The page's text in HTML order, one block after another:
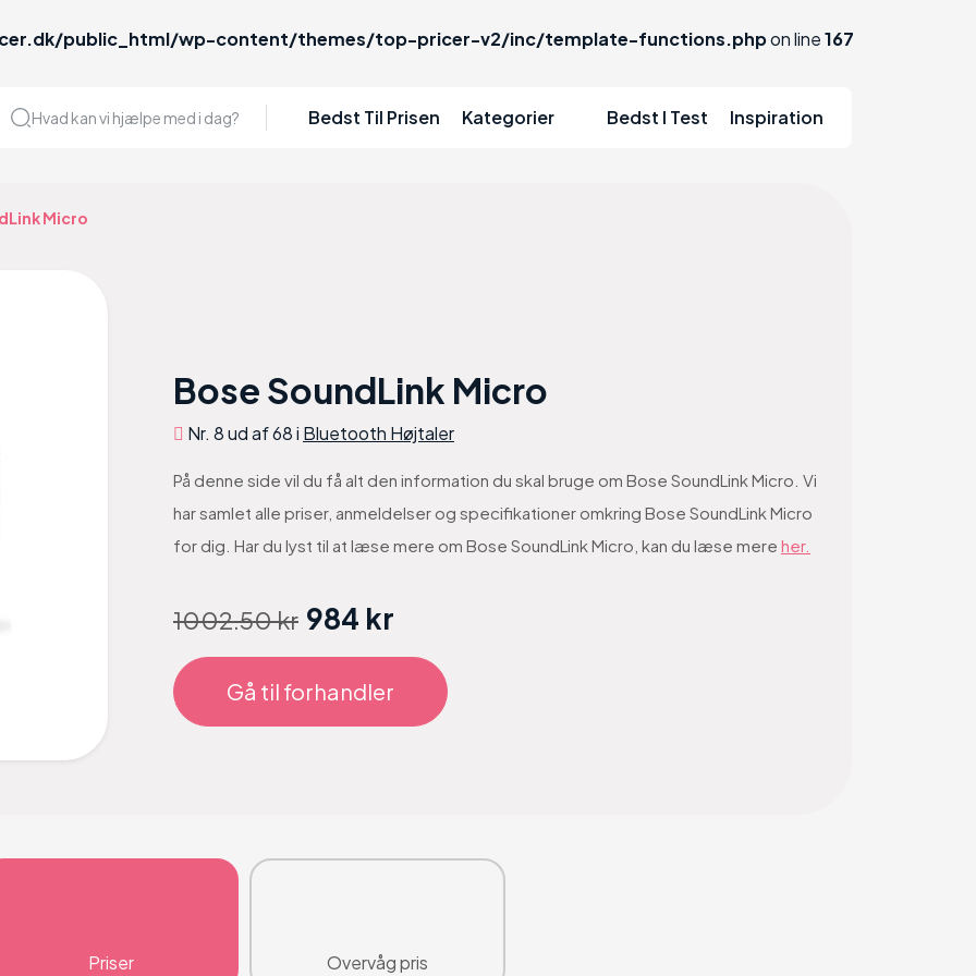
public_html/wp-content/themes/top-pricer-v2/inc/template-functions.phpon line167
Hvad kan vi hjælpe med i dag? Bedst Til Prisen Kategorier Bedst I Test Inspiration
Micro
Bose SoundLink Micro
Nr. 8 ud af 68 i Bluetooth Højtaler
På denne side vil du få alt den information du skal bruge om Bose SoundLink Micro. Vi
har samlet alle priser, anmeldelser og specifikationer omkring Bose SoundLink Micro
for dig. Har du lyst til at læse mere om Bose SoundLink Micro, kan du læse mere her.
1002.50 kr 984 kr
Gå til forhandler
Priser Overvåg pris